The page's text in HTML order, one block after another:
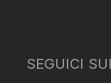
SEGUICI